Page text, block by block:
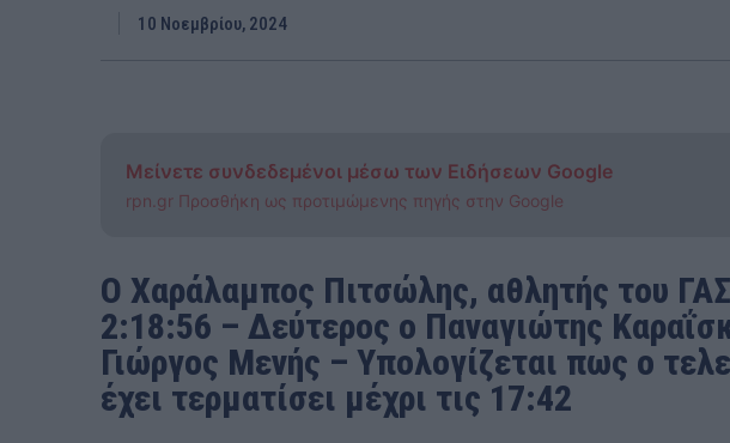
10 Νοεμβρίου, 2024
Μείνετε συνδεδεμένοι μέσω των Ειδήσεων Google
rpn.gr Προσθήκη ως προτιμώμενης πηγής στην Google
Ο Χαράλαμπος Πιτσώλης, αθλητής του
2:18:56 – Δεύτερος ο Παναγιώτης
Γιώργος Μενής – Υπολογίζεται πως ο
έχει τερματίσει μέχρι τις 17:42